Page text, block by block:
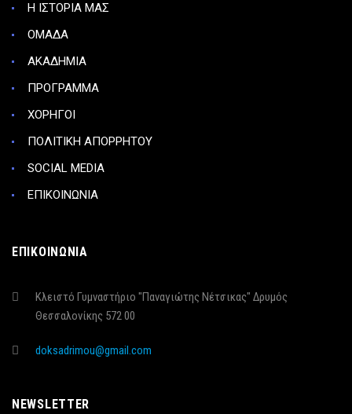
Η ΙΣΤΟΡΙΑ ΜΑΣ
ΟΜΑΔΑ
ΑΚΑΔΗΜΙΑ
ΠΡΟΓΡΑΜΜΑ
ΧΟΡΗΓΟΙ
ΠΟΛΙΤΙΚΗ ΑΠΟΡΡΗΤΟΥ
SOCIAL MEDIA
ΕΠΙΚΟΙΝΩΝΙΑ
ΕΠΙΚΟΙΝΩΝΙΑ
Κλειστό Γυμναστήριο "Παναγιώτης Νέτσικας" Δρυμός
Θεσσαλονίκης 572 00
doksadrimou@gmail.com
NEWSLETTER